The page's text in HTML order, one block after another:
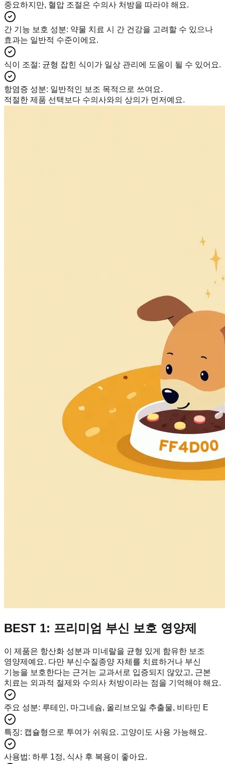
중요하지만, 혈압 조절은 수의사 처방을 따라야 해요.
간 기능 보호 성분: 약물 치료 시 간 건강을 고려할 수 있으나
효과는 일반적 수준이에요.
식이 조절: 균형 잡힌 식이가 일상 관리에 도움이 될 수 있어요.
항염증 성분: 일반적인 보조 목적으로 쓰여요.
적절한 제품 선택보다 수의사와의 상의가 먼저예요.
BEST 1: 프리미엄 부신 보호 영양제
이 제품은 항산화 성분과 미네랄을 균형 있게 함유한 보조
영양제예요. 다만 부신수질종양 자체를 치료하거나 부신
기능을 보호한다는 근거는 교과서로 입증되지 않았고, 근본
치료는 외과적 절제와 수의사 처방이라는 점을 기억해야 해요.
주요 성분: 루테인, 마그네슘, 올리브오일 추출물, 비타민 E
특징: 캡슐형으로 투여가 쉬워요. 고양이도 사용 가능해요.
사용법: 하루 1정, 식사 후 복용이 좋아요.